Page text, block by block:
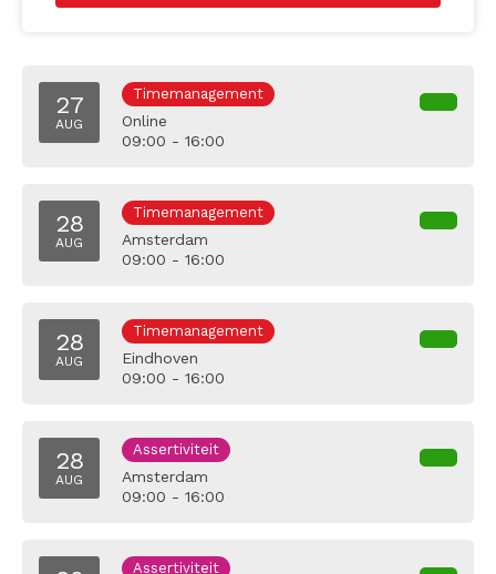
27
AUG
Timemanagement
Online
09:00 - 16:00
28
AUG
Timemanagement
Amsterdam
09:00 - 16:00
28
AUG
Timemanagement
Eindhoven
09:00 - 16:00
28
AUG
Assertiviteit
Amsterdam
09:00 - 16:00
Assertiviteit